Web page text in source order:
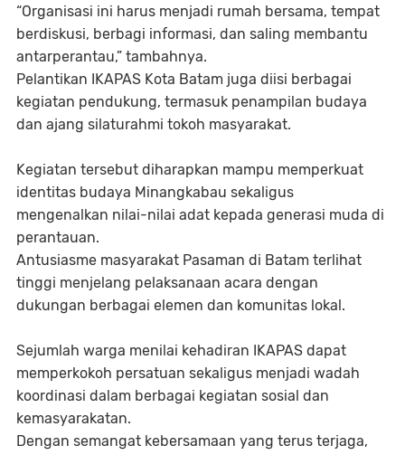
“Organisasi ini harus menjadi rumah bersama, tempat
berdiskusi, berbagi informasi, dan saling membantu
antarperantau,” tambahnya.
Pelantikan IKAPAS Kota Batam juga diisi berbagai
kegiatan pendukung, termasuk penampilan budaya
dan ajang silaturahmi tokoh masyarakat.
Kegiatan tersebut diharapkan mampu memperkuat
identitas budaya Minangkabau sekaligus
mengenalkan nilai-nilai adat kepada generasi muda di
perantauan.
Antusiasme masyarakat Pasaman di Batam terlihat
tinggi menjelang pelaksanaan acara dengan
dukungan berbagai elemen dan komunitas lokal.
Sejumlah warga menilai kehadiran IKAPAS dapat
memperkokoh persatuan sekaligus menjadi wadah
koordinasi dalam berbagai kegiatan sosial dan
kemasyarakatan.
Dengan semangat kebersamaan yang terus terjaga,